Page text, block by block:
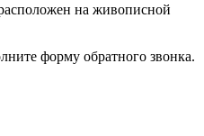
на живописной
форму обратного звонка.